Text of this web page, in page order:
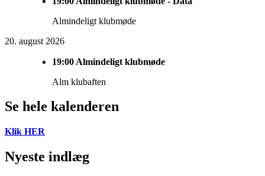
Almindeligt klubmøde
20. august 2026
19:00 Almindeligt klubmøde
Alm klubaften
Se hele kalenderen
Klik HER
Nyeste indlæg